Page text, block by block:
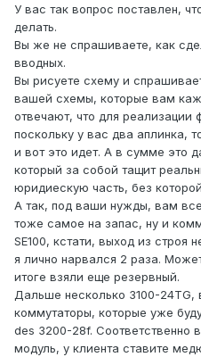
У вас так вопрос поставлен,
делать.
Вы же не спрашиваете, как
вводных.
Вы рисуете схему и
вашей схемы, которые вам
отвечают, что для реализации
поскольку у вас два аплинка,
и вот это идет. А в сумме это
который за собой тащит
юридиескую часть, без
А так, под ваши нужды, вам
тоже самое на запас, ну и
SE100, кстати, выход из строя
я лично нарвался 2 раза.
итоге взяли еще резервный.
Дальше несколько 3100-24TG,
коммутаторы, которые уже
des 3200-28f. Соответственно
модуль, у клиента ставите